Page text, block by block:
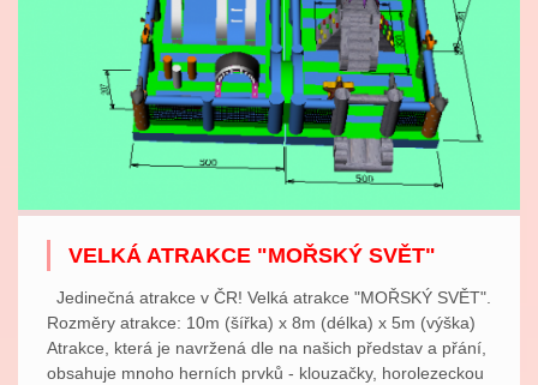
VELKÁ ATRAKCE "MOŘSKÝ SVĚT"
Jedinečná atrakce v ČR! Velká atrakce "MOŘSKÝ SVĚT".
Rozměry atrakce: 10m (šířka) x 8m (délka) x 5m (výška)
Atrakce, která je navržená dle na našich představ a přání,
obsahuje mnoho herních prvků - klouzačky, horolezeckou